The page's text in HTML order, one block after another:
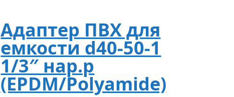
Адаптер ПВХ для
емкости d40-50-1
1/3″ нар.р
(EPDM/Polyamide)